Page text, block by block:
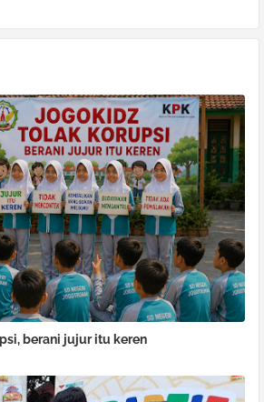
berani jujur itu keren